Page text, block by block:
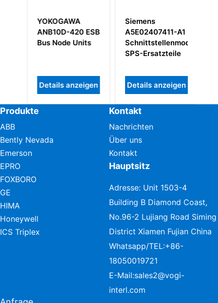
Siemens
A5E02407411-A1
Schnittstellenmodul
Details anzeigen
Siemens
6AR1502-
0AA04-0AA0
I/O-Module
Details anzeigen
Produkte
ABB
Bently Nevada
Emerson
EPRO
FOXBORO
GE
HIMA
Honeywell
ICS Triplex
Kontakt
Nachrichten
Über uns
Kontakt
Hauptsitz
Adresse: Unit 1503-4
Building B Diamond Coast,
No.96-2 Lujiang Road Siming
District Xiamen Fujian China
Whatsapp/TEL:+86-
18050019721
E-Mail:sales2@vogi-
interl.com